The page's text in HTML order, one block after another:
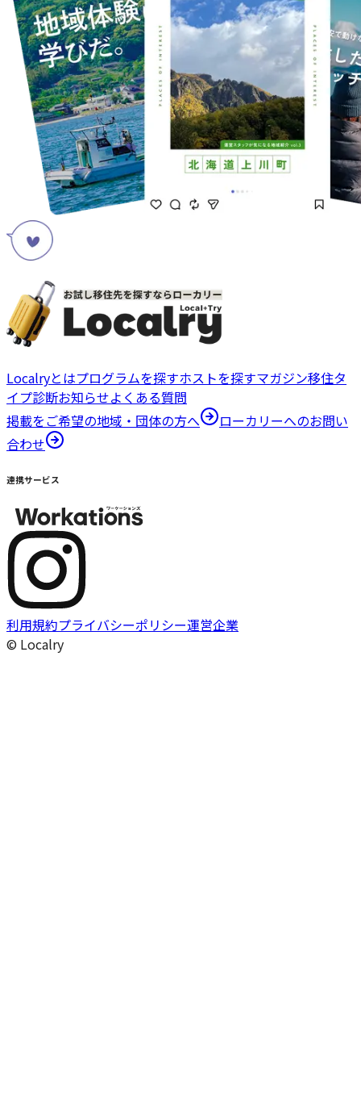
Localryとはプログラムを探すホストを探すマガジン移住タ
イプ診断お知らせよくある質問
掲載をご希望の地域・団体の方へ
ローカリーへのお問い
合わせ
連携サービス
利用規約プライバシーポリシー運営企業
© Localry